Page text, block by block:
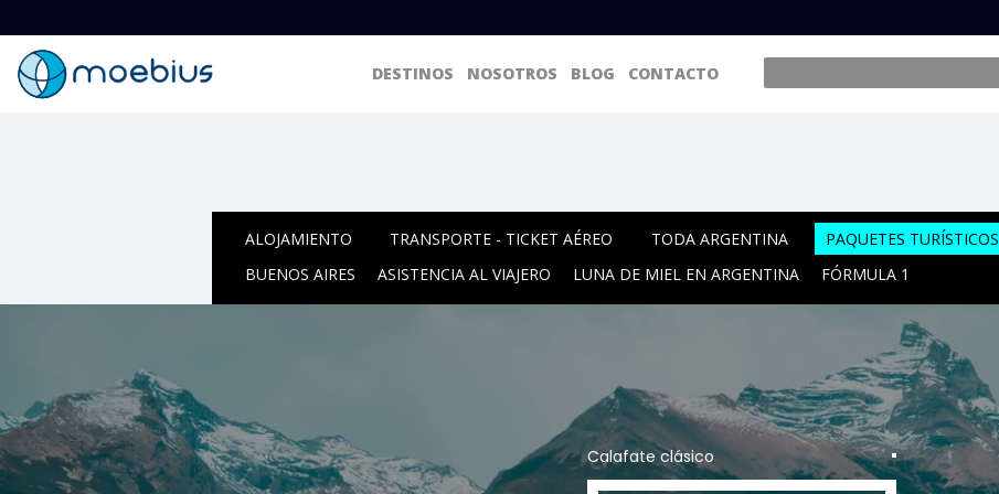
DESTINOS NOSOTROS BLOG CONTACTO
ALOJAMIENTO TRANSPORTE - TICKET AÉREO TODA ARGENTINA PAQUETES TURÍSTICOS
BUENOS AIRES
ASISTENCIA AL VIAJERO LUNA DE MIEL EN ARGENTINA FÓRMULA 1
Calafate clásico